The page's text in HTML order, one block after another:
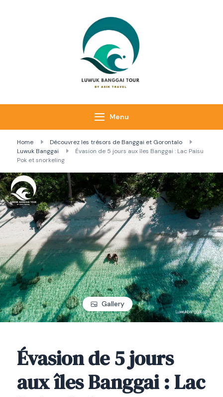
Menu
Home
Découvrez les trésors de Banggai et Gorontalo
Luwuk Banggai
Évasion de 5 jours aux îles Banggai : Lac Paisu
Pok et snorkeling
Gallery
Évasion de 5 jours
aux îles Banggai : Lac